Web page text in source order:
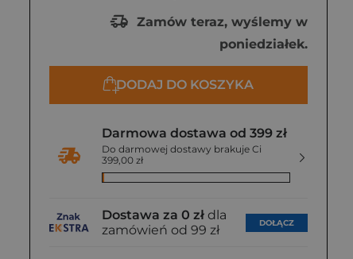
Zamów teraz, wyślemy w
poniedziałek.
DODAJ DO KOSZYKA
Darmowa dostawa od 399 zł
Do darmowej dostawy brakuje Ci
399,00 zł
Dostawa za 0 zł dla
zamówień od 99 zł
DOŁĄCZ